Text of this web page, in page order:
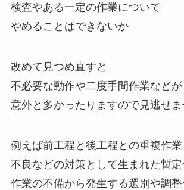
検査やある一定の作業について
やめることはできないか
改めて見つめ直すと
不必要な動作や二度手間作業などが
意外と多かったりますので見逃せ
例えば前工程と後工程との重複作業
不良などの対策として生まれた暫
作業の不備から発生する選別や調